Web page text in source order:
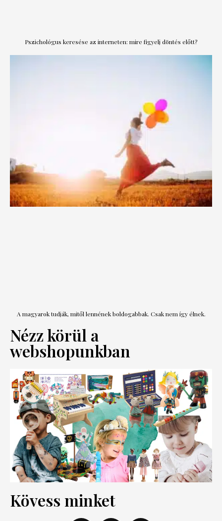
Pszichológus keresése az interneten: mire figyelj döntés előtt?
A magyarok tudják, mitől lennének boldogabbak. Csak nem így élnek.
Nézz körül a
webshopunkban
Kövess minket